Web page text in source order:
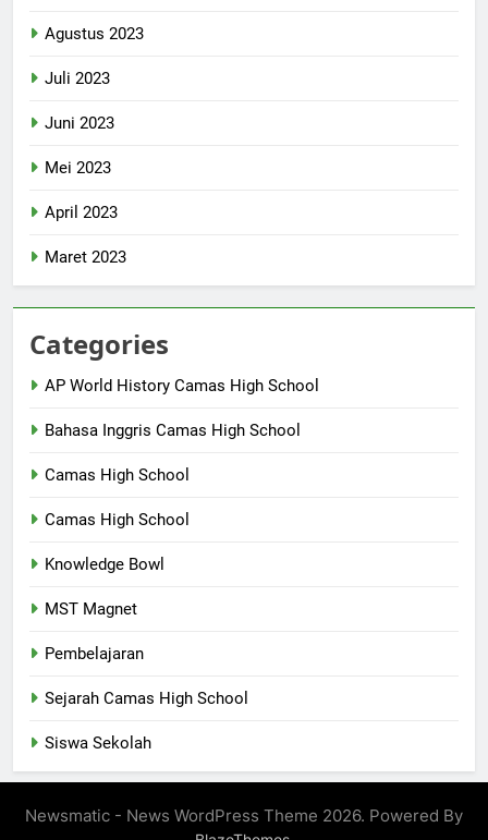
Agustus 2023
Juli 2023
Juni 2023
Mei 2023
April 2023
Maret 2023
Categories
AP World History Camas High School
Bahasa Inggris Camas High School
Camas High School
Camas High School
Knowledge Bowl
MST Magnet
Pembelajaran
Sejarah Camas High School
Siswa Sekolah
Newsmatic - News WordPress Theme 2026. Powered By